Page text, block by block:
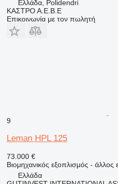
Ελλάδα, Polidendri
ΚΑΣΤΡΟ Α.Ε.Β.Ε
Επικοινωνία με τον πωλητή
9
Leman HPL 125
73.000 €
Βιομηχανικός εξοπλισμός -
Ελλάδα